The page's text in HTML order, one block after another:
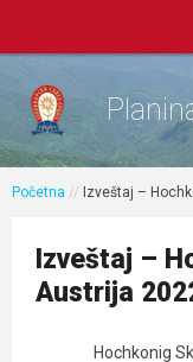
Početna // Izveštaj –
Izveštaj –
Austrija
Hochkonig